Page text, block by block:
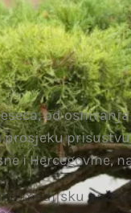
od
prosjeku
i Hercegovine,
medijsku